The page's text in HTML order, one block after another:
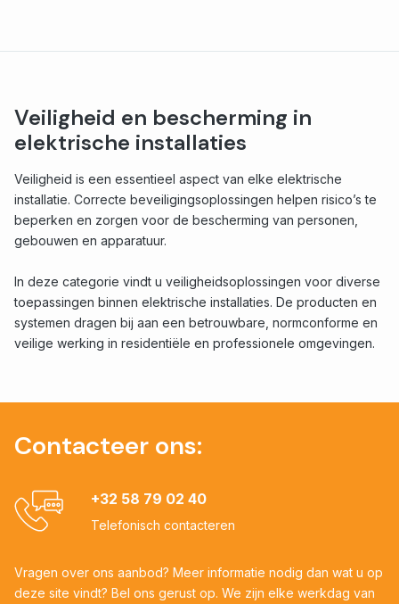
Veiligheid en bescherming in
elektrische installaties
Veiligheid is een essentieel aspect van elke elektrische
installatie. Correcte beveiligingsoplossingen helpen risico’s te
beperken en zorgen voor de bescherming van personen,
gebouwen en apparatuur.
In deze categorie vindt u veiligheidsoplossingen voor diverse
toepassingen binnen elektrische installaties. De producten en
systemen dragen bij aan een betrouwbare, normconforme en
veilige werking in residentiële en professionele omgevingen.
Contacteer ons:
+32 58 79 02 40
Telefonisch contacteren
Vragen over ons aanbod? Meer informatie nodig dan wat u op
deze site vindt? Bel ons gerust op. We zijn elke werkdag van